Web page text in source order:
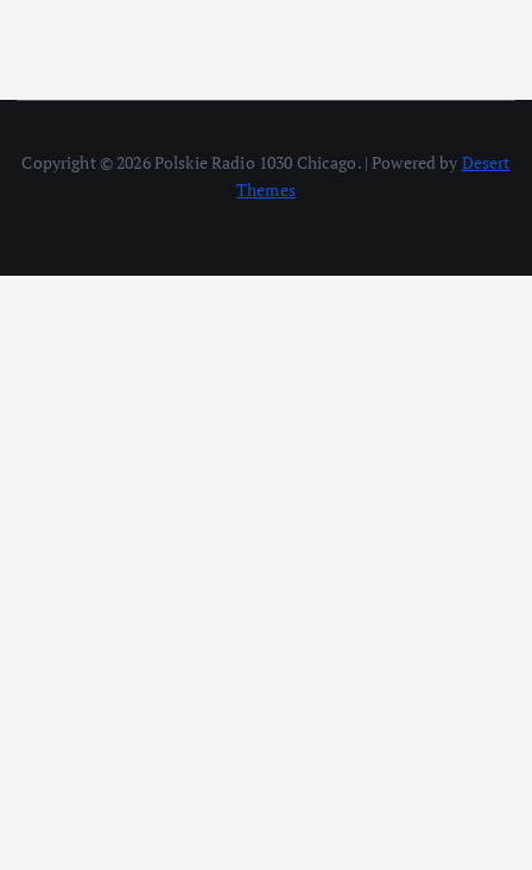
Copyright © 2026 Polskie Radio 1030 Chicago. | Powered by Desert
Themes